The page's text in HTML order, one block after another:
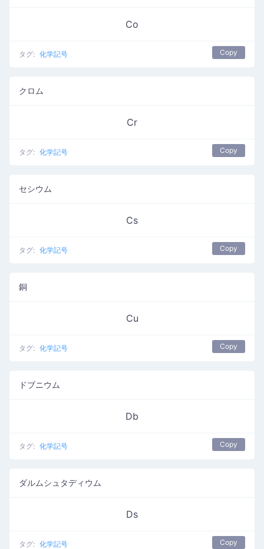
Co
タグ: 化学記号 Copy
クロム
Cr
タグ: 化学記号 Copy
セシウム
Cs
タグ: 化学記号 Copy
銅
Cu
タグ: 化学記号 Copy
ドブニウム
Db
タグ: 化学記号 Copy
ダルムシュタディウム
Ds
タグ: 化学記号 Copy